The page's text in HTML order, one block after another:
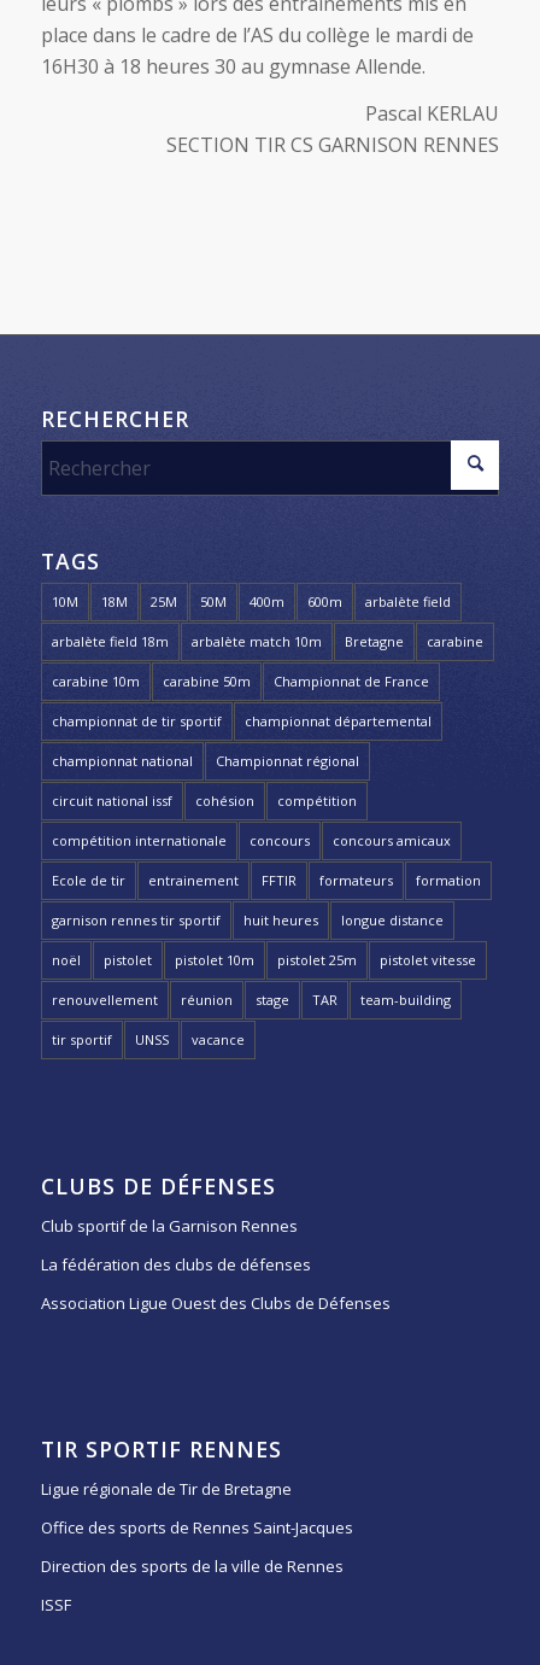
place dans le cadre de l’AS du collège le mardi de
16H30 à 18 heures 30 au gymnase Allende.
Pascal KERLAU
SECTION TIR CS GARNISON RENNES
RECHERCHER
TAGS
10M 18M 25M 50M 400m 600m arbalète field
arbalète field 18m arbalète match 10m Bretagne carabine
carabine 10m carabine 50m Championnat de France
championnat de tir sportif championnat départemental
championnat national Championnat régional
circuit national issf cohésion compétition
compétition internationale concours concours amicaux
Ecole de tir entrainement FFTIR formateurs formation
garnison rennes tir sportif huit heures longue distance
noël pistolet pistolet 10m pistolet 25m pistolet vitesse
renouvellement réunion stage TAR team-building
tir sportif UNSS vacance
CLUBS DE DÉFENSES
Club sportif de la Garnison Rennes
La fédération des clubs de défenses
Association Ligue Ouest des Clubs de Défenses
TIR SPORTIF RENNES
Ligue régionale de Tir de Bretagne
Office des sports de Rennes Saint-Jacques
Direction des sports de la ville de Rennes
ISSF